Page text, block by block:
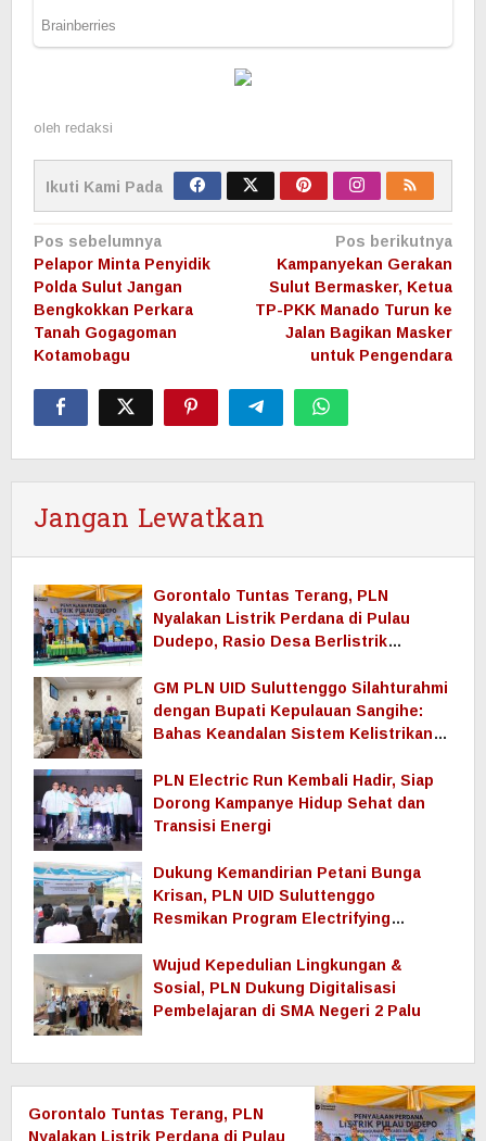
oleh redaksi
Ikuti Kami Pada
Navigasi
pos
Pos sebelumnya
Pelapor Minta Penyidik
Polda Sulut Jangan
Bengkokkan Perkara
Tanah Gogagoman
Kotamobagu
Pos berikutnya
Kampanyekan Gerakan
Sulut Bermasker, Ketua
TP-PKK Manado Turun ke
Jalan Bagikan Masker
untuk Pengendara
Jangan Lewatkan
Gorontalo Tuntas Terang, PLN
Nyalakan Listrik Perdana di Pulau
Dudepo, Rasio Desa Berlistrik
GM PLN UID Suluttenggo Silahturahmi
dengan Bupati Kepulauan Sangihe:
Bahas Keandalan Sistem Kelistrikan
Tamako
PLN Electric Run Kembali Hadir, Siap
Dorong Kampanye Hidup Sehat dan
Transisi Energi
Dukung Kemandirian Petani Bunga
Krisan, PLN UID Suluttenggo
Resmikan Program Electrifying
Wujud Kepedulian Lingkungan &
Sosial, PLN Dukung Digitalisasi
Pembelajaran di SMA Negeri 2 Palu
Gorontalo Tuntas Terang, PLN
Nyalakan Listrik Perdana di Pulau